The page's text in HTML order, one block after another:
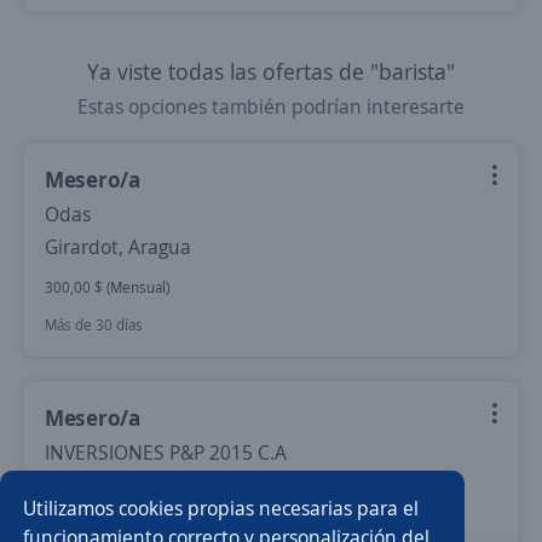
Utilizamos cookies propias necesarias para el
Ya viste todas las ofertas de "barista"
Estas opciones también podrían interesarte
Mesero/a
Odas
Girardot, Aragua
300,00 $ (Mensual)
Más de 30 días
Mesero/a
INVERSIONES P&P 2015 C.A
240,00 $ (Mensual)